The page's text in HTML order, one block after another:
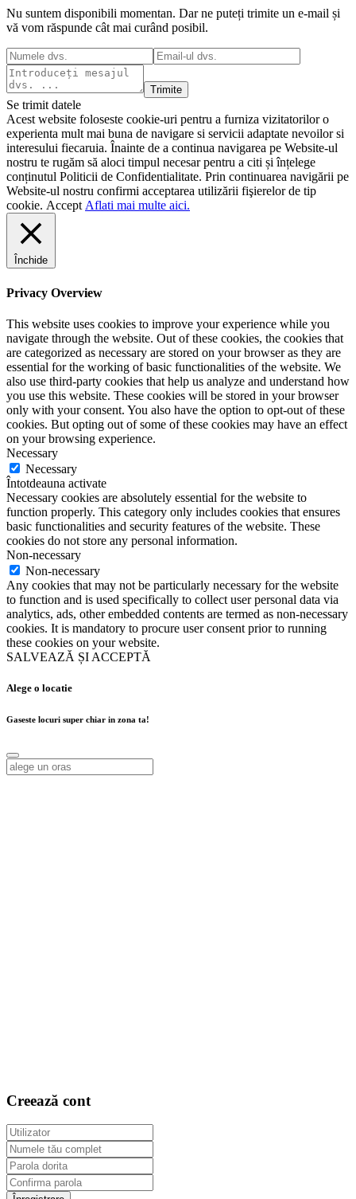
Nu suntem disponibili momentan. Dar ne puteți trimite un e-mail și
vă vom răspunde cât mai curând posibil.
Trimite
Se trimit datele
Acest website foloseste cookie-uri pentru a furniza vizitatorilor o
experienta mult mai buna de navigare si servicii adaptate nevoilor si
interesului fiecaruia. Înainte de a continua navigarea pe Website-ul
nostru te rugăm să aloci timpul necesar pentru a citi și înțelege
conținutul Politicii de Confidentialitate. Prin continuarea navigării pe
Website-ul nostru confirmi acceptarea utilizării fişierelor de tip
cookie. Accept Aflati mai multe aici.
Închide
Privacy Overview
This website uses cookies to improve your experience while you
navigate through the website. Out of these cookies, the cookies that
are categorized as necessary are stored on your browser as they are
essential for the working of basic functionalities of the website. We
also use third-party cookies that help us analyze and understand how
you use this website. These cookies will be stored in your browser
only with your consent. You also have the option to opt-out of these
cookies. But opting out of some of these cookies may have an effect
on your browsing experience.
Necessary
Necessary
Întotdeauna activate
Necessary cookies are absolutely essential for the website to
function properly. This category only includes cookies that ensures
basic functionalities and security features of the website. These
cookies do not store any personal information.
Non-necessary
Non-necessary
Any cookies that may not be particularly necessary for the website
to function and is used specifically to collect user personal data via
analytics, ads, other embedded contents are termed as non-necessary
cookies. It is mandatory to procure user consent prior to running
these cookies on your website.
SALVEAZĂ ȘI ACCEPTĂ
Alege o locatie
Gaseste locuri super chiar in zona ta!
Alege o locatie
Creează cont